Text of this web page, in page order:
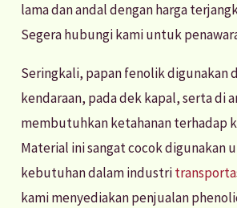
lama dan andal dengan harga
Segera hubungi kami untuk
Seringkali, papan fenolik digunakan
kendaraan, pada dek kapal, serta di
membutuhkan ketahanan terhadap
Material ini sangat cocok digunakan
kebutuhan dalam industri
kami menyediakan penjualan